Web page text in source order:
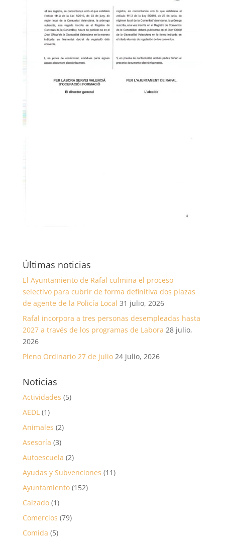
Últimas noticias
El Ayuntamiento de Rafal culmina el proceso
selectivo para cubrir de forma definitiva dos plazas
de agente de la Policía Local 31 julio, 2026
Rafal incorpora a tres personas desempleadas hasta
2027 a través de los programas de Labora 28 julio,
2026
Pleno Ordinario 27 de julio 24 julio, 2026
Noticias
Actividades (5)
AEDL(1)
Animales (2)
Asesoría (3)
Autoescuela (2)
Ayudas y Subvenciones (11)
Ayuntamiento(152)
Calzado(1)
Comercios (79)
Comida (5)